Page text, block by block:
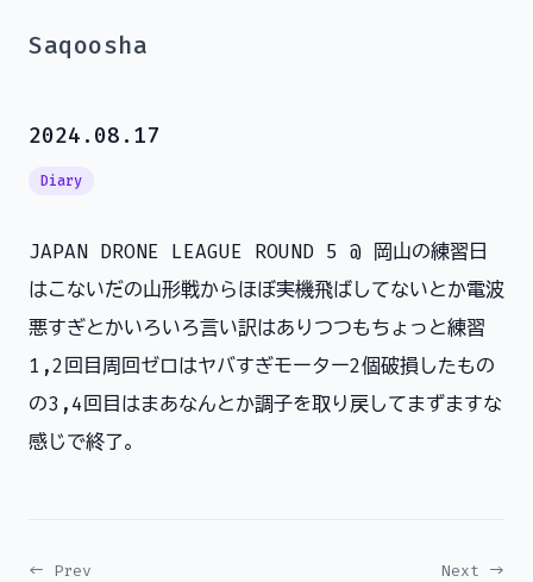
Saqoosha
2024.08.17
Diary
JAPAN DRONE LEAGUE ROUND 5 @ 岡山の練習日
はこないだの山形戦からほぼ実機飛ばしてないとか電波
悪すぎとかいろいろ言い訳はありつつもちょっと練習
1,2回目周回ゼロはヤバすぎモーター2個破損したもの
の3,4回目はまあなんとか調子を取り戻してまずますな
感じで終了。
← Prev Next →